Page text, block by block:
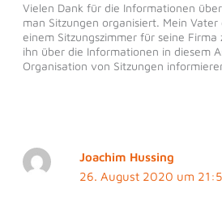
Vielen Dank für die Informationen
man Sitzungen organisiert. Mein Vater
einem Sitzungszimmer für seine
ihn über die Informationen in diesem
Organisation von Sitzungen
Joachim Hussing
26. August 2020 um